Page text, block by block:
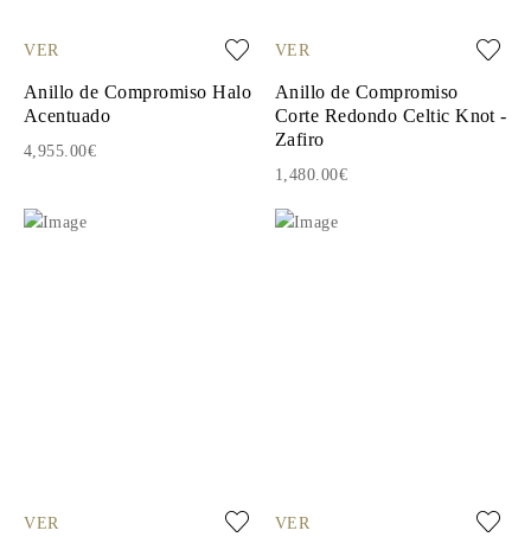
VER
Anillo de Compromiso Halo
Acentuado
4,955.00€
VER
Anillo de Compromiso
Corte Redondo Celtic Knot -
Zafiro
1,480.00€
VER VER